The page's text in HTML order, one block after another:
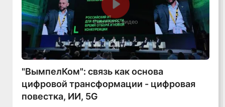
Смотреть видео
"ВымпелКом": связь как основа
цифровой трансформации - цифровая
повестка, ИИ, 5G